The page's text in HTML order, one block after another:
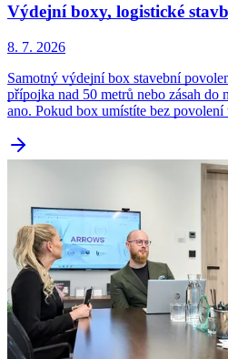
Výdejní boxy, logistické
8. 7. 2026
Samotný výdejní box stavební
přípojka nad 50 metrů nebo zásah do
ano. Pokud box umístíte bez